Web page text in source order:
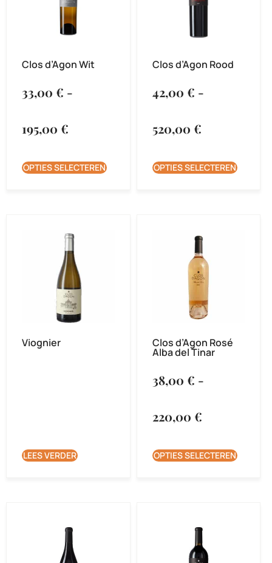
Clos d’Agon Wit
33,00 € -
195,00 €
OPTIES SELECTEREN
Clos d’Agon Rood
42,00 € -
520,00 €
OPTIES SELECTEREN
Viognier
LEES VERDER
Clos d’Agon Rosé
Alba del Tinar
38,00 € -
220,00 €
OPTIES SELECTEREN